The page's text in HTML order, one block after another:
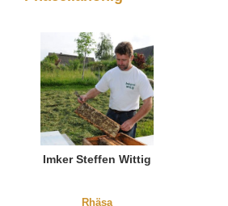
Imker Steffen Wittig
Rhäsa